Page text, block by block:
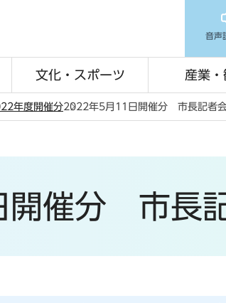
音声
文化・スポーツ 産業・
年度開催分2022年5月11日開催分 市長記者
催分 市長